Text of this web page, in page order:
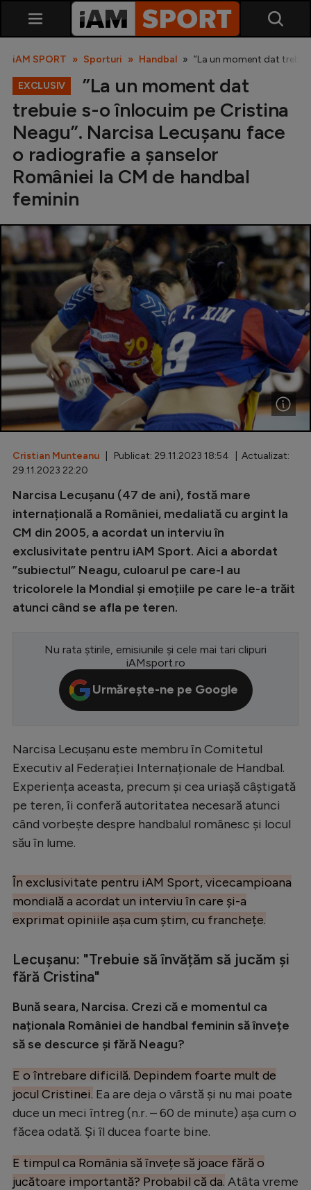
SuperLiga
Cupa României
Echipa Națională
U21
Fotbal feminin
Special
Diverse
Inedit
Clasamente
Champions League
Europa League
Conference League
CM 2026
Premier League
LaLiga
Bundesliga
Ligue 1
Starurile fotbalului
EURO 2024
Stranieri
Clasamente
Tenis
Handbal
Formula 1
Auto
Rugby
Ciclism
Alte sporturi
JO 2024
JO 2026
iAM SPORT Sporturi Handbal ”La un moment dat
EXCLUSIV
”La un moment dat
trebuie s-o înlocuim pe Cristina
Neagu”. Narcisa Lecușanu face
o radiografie a șanselor
României la CM de handbal
feminin
Cristian Munteanu | Publicat: 29.11.2023 18:54 | Actualizat:
29.11.2023 22:20
Narcisa Lecușanu (47 de ani), fostă mare
internațională a României, medaliată cu argint la
CM din 2005, a acordat un interviu în
exclusivitate pentru iAM Sport. Aici a abordat
”subiectul” Neagu, culoarul pe care-l au
tricolorele la Mondial și emoțiile pe care le-a trăit
atunci când se afla pe teren.
Nu rata știrile, emisiunile și cele mai tari clipuri
iAMsport.ro
Urmărește-ne pe Google
Narcisa Lecușanu este membru în Comitetul
Executiv al Federației Internaționale de Handbal.
Experiența aceasta, precum și cea uriașă câștigată
pe teren, îi conferă autoritatea necesară atunci
când vorbește despre handbalul românesc și locul
său în lume.
În exclusivitate pentru iAM Sport, vicecampioana
mondială a acordat un interviu în care și-a
exprimat opiniile așa cum știm, cu franchețe.
Lecușanu: "Trebuie să învățăm să jucăm și
fără Cristina"
Bună seara, Narcisa. Crezi că e momentul ca
naționala României de handbal feminin să învețe
să se descurce și fără Neagu?
E o întrebare dificilă. Depindem foarte mult de
jocul Cristinei. Ea are deja o vârstă și nu mai poate
duce un meci întreg (n.r. – 60 de minute) așa cum o
făcea odată. Și îl ducea foarte bine.
E timpul ca România să învețe să joace fără o
jucătoare importantă? Probabil că da. Atâta vreme